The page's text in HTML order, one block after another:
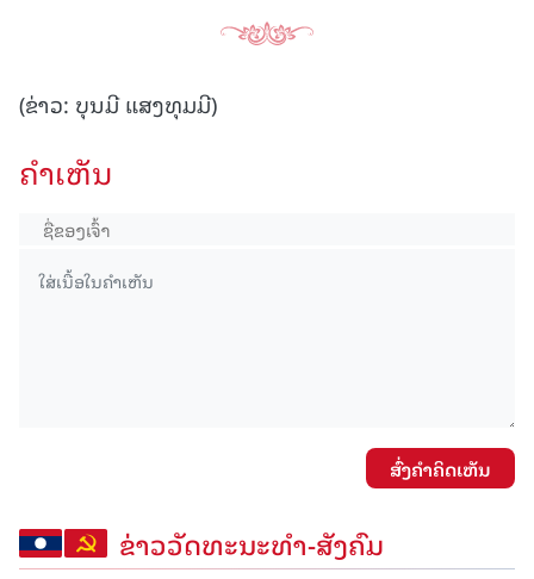
(ຂ່າວ: ບຸນມີ ແສງທຸມມີ)
ຄໍາເຫັນ
ສົ່ງຄໍາຄິດເຫັນ
ຂ່າວວັດທະນະທຳ-ສັງຄົມ